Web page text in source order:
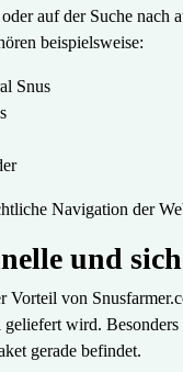
auf der Suche nach
beispielsweise:
Snus
Navigation der
und
Vorteil von
geliefert wird.
gerade befindet.